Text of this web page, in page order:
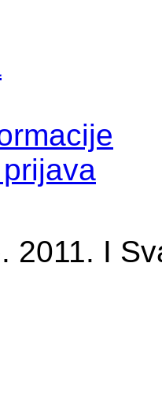
2011. I